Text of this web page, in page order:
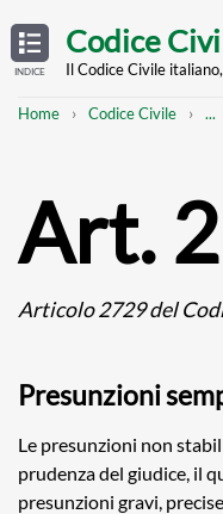
TABLE
OF
CONTENTS
INDICE
main
Codice
Il Codice Civile
Breadcrumb
Home Codice Civile ...
Art.
Articolo 2729 del
Presunzioni
Le presunzioni non
prudenza del giudice, il
presunzioni gravi,